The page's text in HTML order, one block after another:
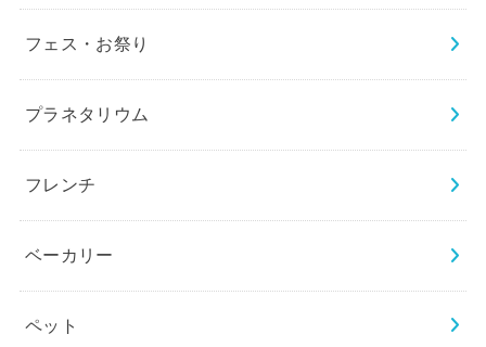
フェス・お祭り
プラネタリウム
フレンチ
ベーカリー
ペット